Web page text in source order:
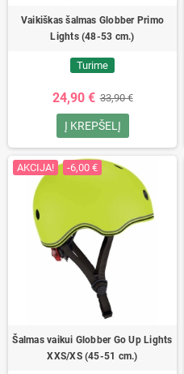
Vaikiškas šalmas Globber Primo
Lights (48-53 cm.)
Turime
24,90 € 33,90 €
Į KREPŠELĮ
AKCIJA! -6,00 €
Šalmas vaikui Globber Go Up Lights
XXS/XS (45-51 cm.)